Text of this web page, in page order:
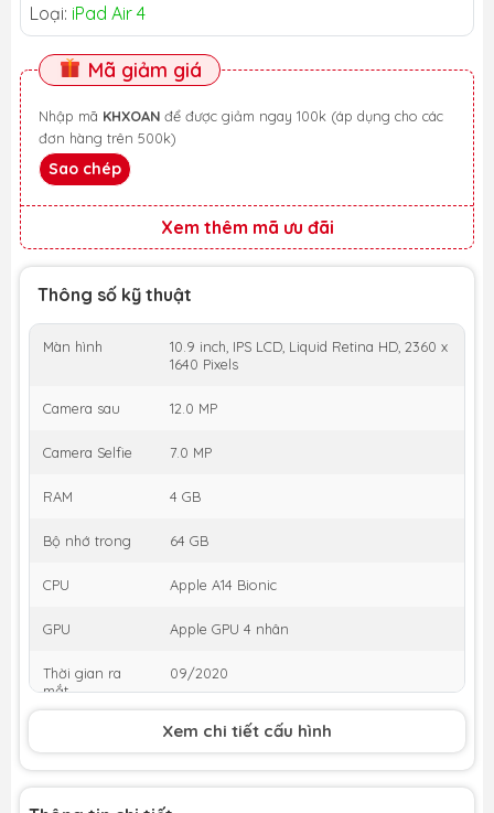
Loại: iPad Air 4
Mã giảm giá
Nhập mã KHXOAN
đơn hàng trên 500k)
Sao chép
Xem thêm mã ưu đãi
Thông số kỹ thuật
Màn hình
10.9 inch, IPS LCD, Liquid Retina HD, 2360 x
1640 Pixels
Camera sau 12.0 MP
Camera Selfie 7.0 MP
RAM 4 GB
Bộ nhớ trong 64 GB
CPU Apple A14 Bionic
GPU Apple GPU 4 nhân
Thời gian ra
mắt
09/2020
Khuyến mại
Xem chi tiết cấu hình